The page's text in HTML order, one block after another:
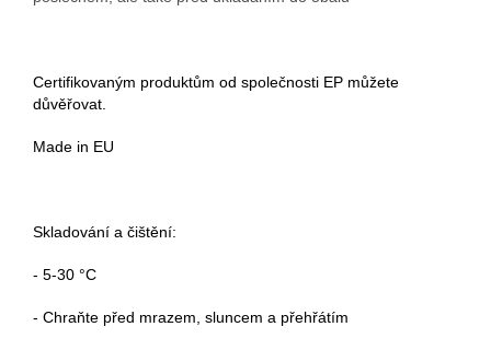
Certifikovaným produktům od společnosti EP můžete
důvěřovat.
Made in EU
Skladování a čištění:
- 5-30 °C
- Chraňte před mrazem, sluncem a přehřátím